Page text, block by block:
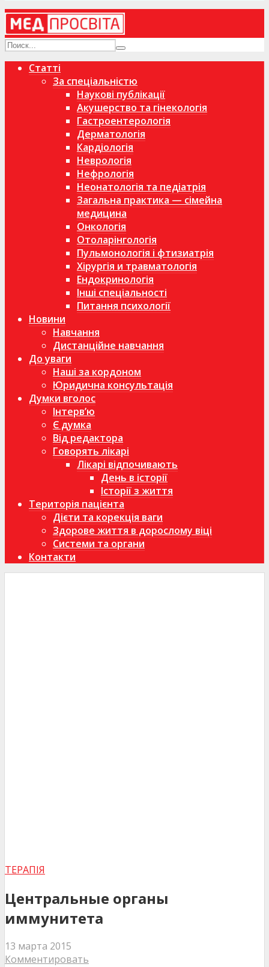
Статті
За спеціальністю
Наукові публікації
Акушерство та гінекологія
Гастроентерологія
Дерматологія
Кардіологія
Неврологія
Нефрологія
Неонатологія та педіатрія
Загальна практика — сімейна
медицина
Онкологія
Отоларінгологія
Пульмонологія і фтизиатрія
Хірургія и травматологія
Ендокринологія
Інші спеціальності
Питання психології
Новини
Навчання
Дистанційне навчання
До уваги
Наші за кордоном
Юридична консультація
Думки вголос
Інтерв’ю
Є думка
Від редактора
Говорять лікарі
Лікарі відпочивають
День в історії
Історії з життя
Територія пацієнта
Дієти та корекція ваги
Здорове життя в дорослому віці
Системи та органи
Контакти
ТЕРАПІЯ
Центральные органы
иммунитета
13 марта 2015
Комментировать